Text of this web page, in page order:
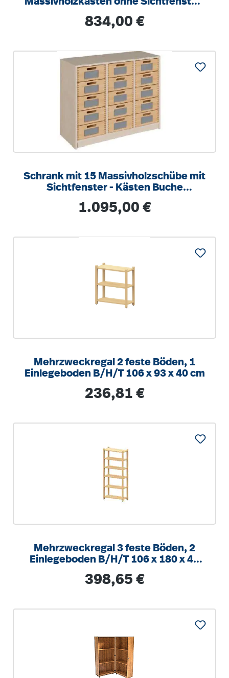
Regulärer Preis:
834,00 €
Schrank mit 15 Massivholzschübe mit
Sichtfenster - Kästen Buche
Regulärer Preis:
1.095,00 €
Mehrzweckregal 2 feste Böden, 1
Einlegeboden B/H/T 106 x 93 x 40 cm
Regulärer Preis:
236,81 €
Mehrzweckregal 3 feste Böden, 2
Einlegeboden B/H/T 106 x 180 x 40
Regulärer Preis:
398,65 €